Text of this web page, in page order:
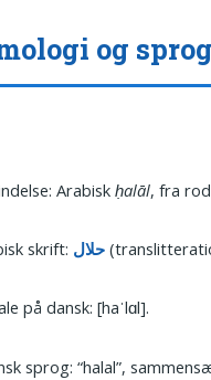
og sprog
Arabiskḥalāl, fra
skrift: حلال
på dansk: [haˈlɑl].
sprog: “halal”,